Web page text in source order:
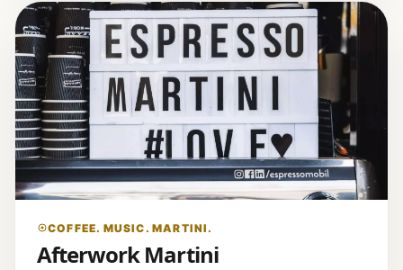
COFFEE. MUSIC. MARTINI.
Afterwork Martini